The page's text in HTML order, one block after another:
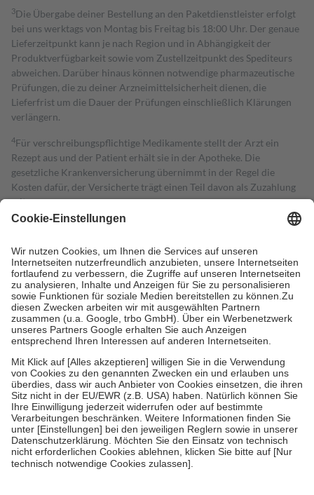
3Die Übergabe deiner Bestellung an den Paketdienstleister erfolgt
bei uns werktags von Montag bis Freitag bis 18:00 Uhr. Der genaue
Lieferzeitpunkt kann je nach Region und in Abhängigkeit der
Produktverfügbarkeit sowie vom Zustellzeitpunkt des Spediteurs
abweichen. Darüber hinaus können notwendige pharmazeutische
Prüfungen, die zu deiner Arzneimittelsicherheit dienen, die
Lieferfrist um die Dauer der Prüfungen einschließlich Klärungen
verlängern.
4Für verschreibungspflichtige Medikamente stellt der Arzt ein
Rezept aus und der Patient erhält sie in der Apotheke. Die
gesetzliche Krankenversicherung übernimmt in der Regel die
Kosten dafür, der Versicherte trägt einen Teil davon als Zuzahlung
mit.
Grundsätzlich leisten Mitglieder Zuzahlungen in Höhe von zehn
höchstens zehn Euro.
Es sind jedoch nie mehr als die tatsächlichen
Kosten der Leistung zu entrichten.
Diese Regeln gelten grundsätzlich auch für Online-Apotheken.
Bei Heilmitteln und häuslicher Krankenpflege beträgt die
Zuzahlung zehn Prozent der Kosten sowie zehn Euro je
Verordnung.
Um das Engagement der Versicherten für ihre eigene Gesundheit zu
stärken und die besondere Stellung der Familie zu unterstützen,
fallenkeine Zuzahlungenan bei:
• Kindern und Jugendlichen bis zum vollendeten 18. Lebensjahr
mit Ausnahme der Fahrkosten
• Untersuchungen zur Vorsorge und Früherkennung, die von der
GKV getragen werden
• empfohlenen Schutzimpfungen
• Harn- und Blutteststreifen